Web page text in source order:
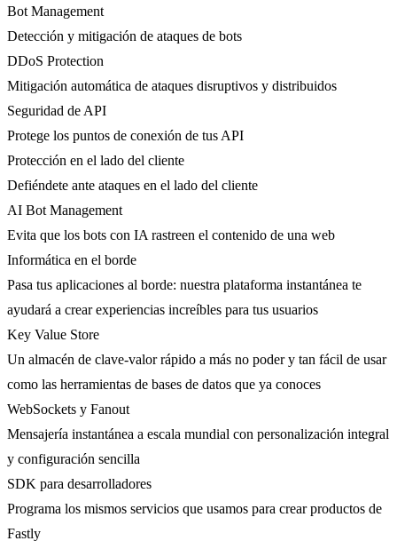
Bot Management
Detección y mitigación de ataques de bots
DDoS Protection
Mitigación automática de ataques disruptivos y distribuidos
Seguridad de API
Protege los puntos de conexión de tus API
Protección en el lado del cliente
Defiéndete ante ataques en el lado del cliente
AI Bot Management
Evita que los bots con IA rastreen el contenido de una web
Informática en el borde
Pasa tus aplicaciones al borde: nuestra plataforma instantánea te
ayudará a crear experiencias increíbles para tus usuarios
Key Value Store
Un almacén de clave-valor rápido a más no poder y tan fácil de usar
como las herramientas de bases de datos que ya conoces
WebSockets y Fanout
Mensajería instantánea a escala mundial con personalización integral
y configuración sencilla
SDK para desarrolladores
Programa los mismos servicios que usamos para crear productos de
Fastly